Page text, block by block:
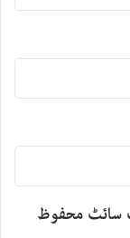
سائٹ محفوظ